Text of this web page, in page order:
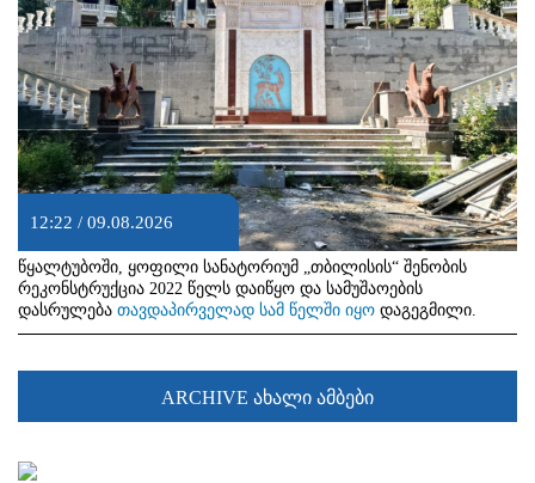
12:22 / 09.08.2026
წყალტუბოში, ყოფილი სანატორიუმ „თბილისის“ შენობის
რეკონსტრუქცია 2022 წელს დაიწყო და სამუშაოების
დასრულება თავდაპირველად სამ წელში იყო დაგეგმილი.
ARCHIVE ახალი ამბები